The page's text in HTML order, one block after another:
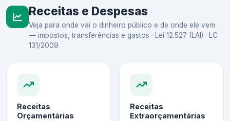
Receitas e Despesas
Veja para onde vai o dinheiro público e de onde ele vem
— impostos, transferências e gastos · Lei 12.527 (LAI) · LC
131/2009
Receitas
Orçamentárias
Receitas
Extraorçamentárias